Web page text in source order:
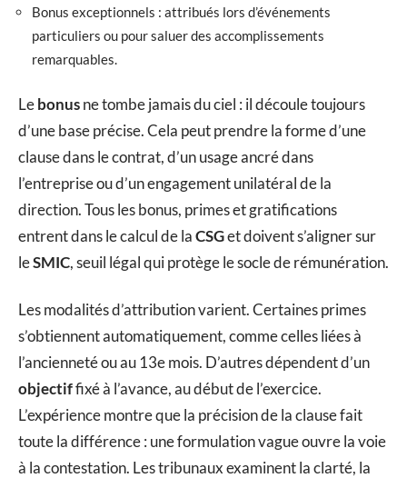
Bonus exceptionnels : attribués lors d’événements
particuliers ou pour saluer des accomplissements
remarquables.
Lebonusne tombe jamais du ciel : il découle toujours
d’une base précise. Cela peut prendre la forme d’une
clause dans le contrat, d’un usage ancré dans
l’entreprise ou d’un engagement unilatéral de la
direction. Tous les bonus, primes et gratifications
entrent dans le calcul de laCSGet doivent s’aligner sur
leSMIC, seuil légal qui protège le socle de rémunération.
Les modalités d’attribution varient. Certaines primes
s’obtiennent automatiquement, comme celles liées à
l’ancienneté ou au 13e mois. D’autres dépendent d’un
objectiffixé à l’avance, au début de l’exercice.
L’expérience montre que la précision de la clause fait
toute la différence : une formulation vague ouvre la voie
à la contestation. Les tribunaux examinent la clarté, la